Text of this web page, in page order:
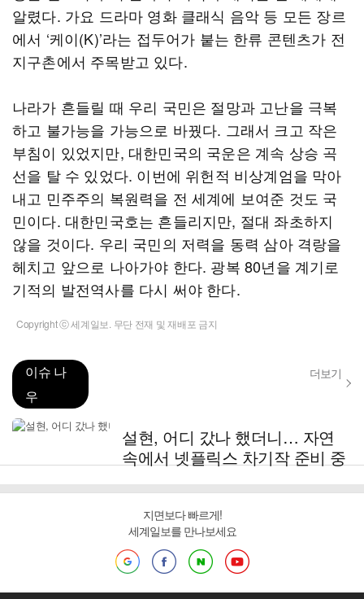
알렸다. 가요 드라마 영화 클래식 음악 등 모든 장르
에서 ‘케이(K)’라는 접두어가 붙는 한류 콘텐츠가 전
지구촌에서 주목받고 있다.
나라가 흔들릴 때 우리 국민은 절망과 고난을 극복
하고 불가능을 가능으로 바꿨다. 그래서 크고 작은
부침이 있었지만, 대한민국의 국운은 계속 상승 곡
선을 탈 수 있었다. 이번에 위헌적 비상계엄을 막아
내고 민주주의 복원력을 전 세계에 보여준 것도 국
민이다. 대한민국호는 흔들리지만, 절대 좌초하지
않을 것이다. 우리 국민의 저력을 동력 삼아 격랑을
헤치고 앞으로 나아가야 한다. 광복 80년을 계기로
기적의 발전역사를 다시 써야 한다.
Copyright ⓒ 세계일보. 무단 전재 및 재배포 금지
이슈 나
우
더보기
설현, 어디 갔나 했더니… 자연
속에서 넷플릭스 차기작 준비 중
지면보다 빠르게!
세계일보를 만나보세요